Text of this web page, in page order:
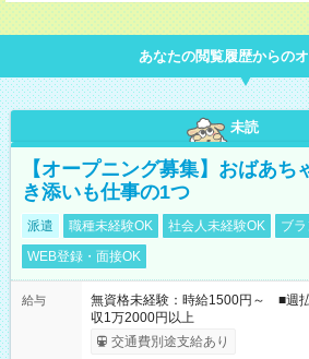
あなたの閲覧履歴からの
未読
【オープニング募集】おばあち
き添いも仕事の1つ
派遣 職種未経験OK 社会人未経験OK
ブ
WEB登録・面接OK
給与
無資格未経験：時給1500円～ ■
収1万2000円以上
交通費別途支給あり